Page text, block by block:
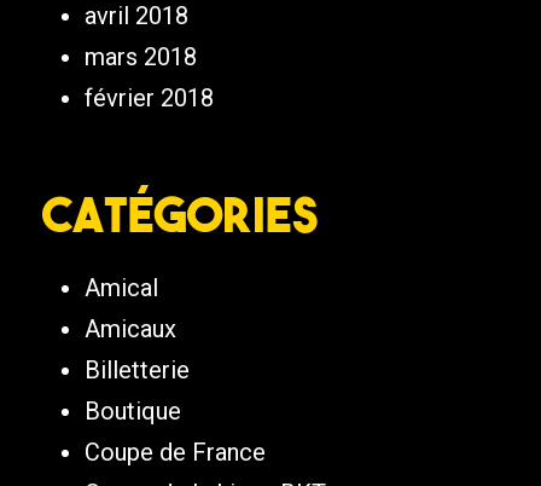
avril 2018
mars 2018
février 2018
Catégories
Amical
Amicaux
Billetterie
Boutique
Coupe de France